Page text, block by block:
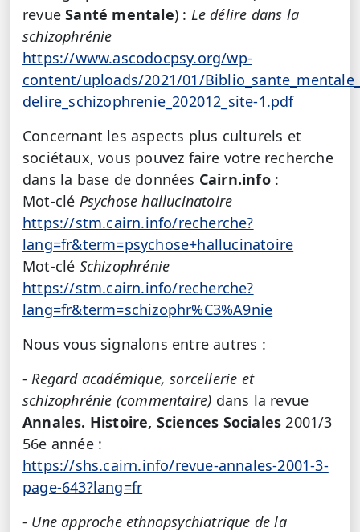
revueSanté mentale) : Le délire dans la
schizophrénie
https://www.ascodocpsy.org/wp-
content/uploads/2021/01/
delire_schizophrenie_202012_site-1.pdf
Concernant les aspects plus culturels et
sociétaux, vous pouvez faire votre recherche
dans la base de données Cairn.info:
Mot-clé Psychose hallucinatoire
https://stm.cairn.info/recherche?
lang=fr&term=psychose+hallucinatoire
Mot-clé Schizophrénie
https://stm.cairn.info/recherche?
lang=fr&term=schizophr%C3%A9nie
Nous vous signalons entre autres :
- Regard académique, sorcellerie et
schizophrénie (commentaire) dans la revue
Annales. Histoire, Sciences Sociales 2001/3
56e année :
https://shs.cairn.info/revue-annales-2001-3-
page-643?lang=fr
- Une approche ethnopsychiatrique de la